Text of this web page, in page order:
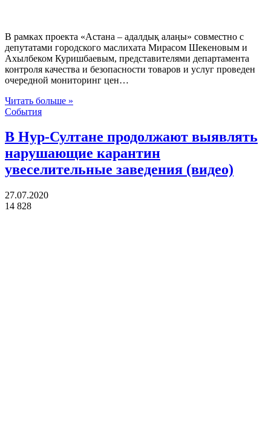
В рамках проекта «Астана – адалдық алаңы» совместно с
депутатами городского маслихата Мирасом Шекеновым и
Ахылбеком Куришбаевым, представителями департамента
контроля качества и безопасности товаров и услуг проведен
очередной мониторинг цен…
Читать больше »
События
В Нур-Султане продолжают выявлять
нарушающие карантин
увеселительные заведения (видео)
27.07.2020
14 828